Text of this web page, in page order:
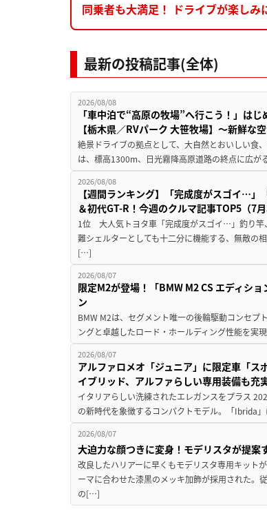
同乗者も大満足！ ドライブが楽しみ
最新の投稿記事(全体)
2026/08/08
「車中泊で“高原の牧場”へ行こう！」は
【栃木県／RVパーク 大笹牧場】～新鮮な
絶景ドライブの拠点として、大自然とおいしい食
は、標高1300m、日光霧降高原道路の終点に広
2026/08/08
【週間ランキング】「完成度がスゴイ…
＆初代GT-R！今週のクルマ記事TOP5（7月
1位 大人気トヨタ車「完成度がスゴイ…」釣り竿
難シェルターとしても十二分に機能する、無敵の
[…]
2026/08/07
限定M2が登場！「BMW M2 CS エディシ
ン
BMW M2は、セグメント唯一の後輪駆動コンセプ
ングと卓越したロード・ホールディング性能を実
2026/08/07
アルファロメオ「ジュニア」に限定車「ス
イブリッド、アルファらしい専用装備も充実
イタリアらしい洗練されたエレガンスをプラス
の新時代を象徴するコンパクトモデル。「Ibrida
2026/08/07
大迫力な顔つきに変身！モデリスタが提案
改良したハリアーに早くもモデリスタ専用キット
ーマに合わせた漆黒のメッキ加飾が採用された。
の[…]